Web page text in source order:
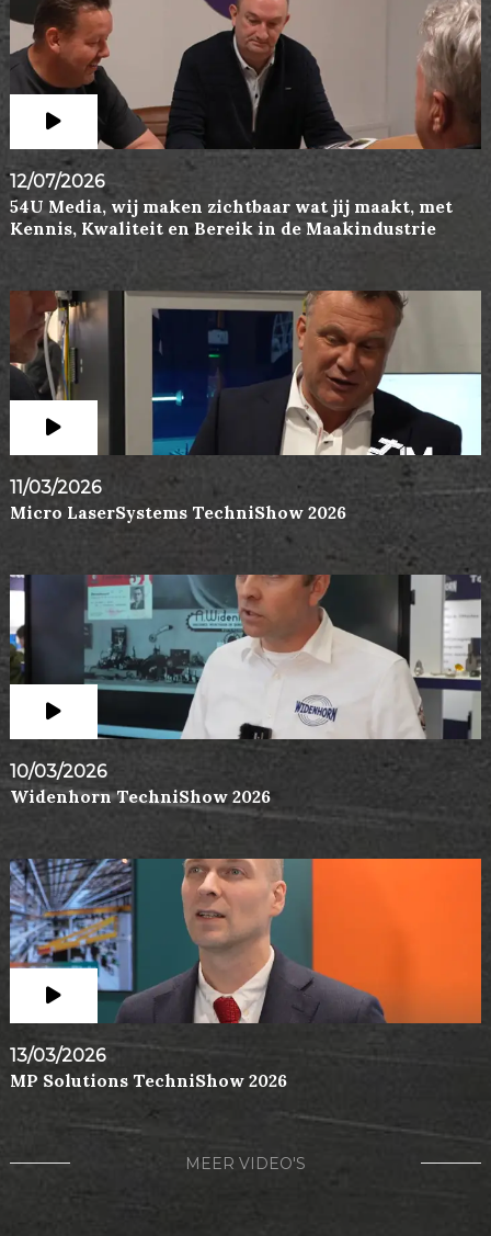
12/07/2026
54U Media, wij maken zichtbaar wat jij maakt, met
Kennis, Kwaliteit en Bereik in de Maakindustrie
11/03/2026
Micro LaserSystems TechniShow 2026
10/03/2026
Widenhorn TechniShow 2026
13/03/2026
MP Solutions TechniShow 2026
MEER VIDEO'S